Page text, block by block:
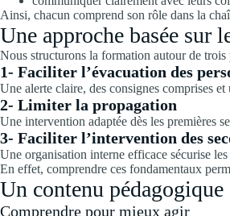
Ainsi, chacun comprend son rôle dans la
Une approche basée sur
Nous structurons la formation autour de trois
1- Faciliter l’évacuation des
Une alerte claire, des consignes comprises
2- Limiter la propagation
Une intervention adaptée dès les premières
3- Faciliter l’intervention des
Une organisation interne efficace sécurise
En effet, comprendre ces fondamentaux
Un contenu
Comprendre pour mieux agir